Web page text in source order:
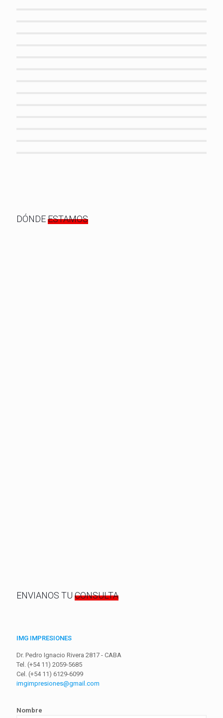
DÓNDEESTAMOS
ENVIANOS TU CONSULTA
IMG IMPRESIONES
Dr. Pedro Ignacio Rivera 2817 - CABA
Tel. (+54 11) 2059-5685
Cel. (+54 11) 6129-6099
imgimpresiones@gmail.com
Nombre